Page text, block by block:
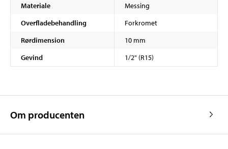
Materiale
Messing
Overfladebehandling
Forkromet
Rørdimension
10 mm
Gevind
1/2" (R15)
Om producenten